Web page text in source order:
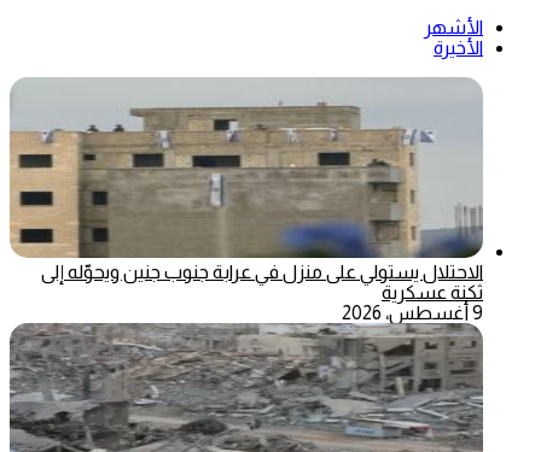
الأشهر
الأخيرة
الاحتلال يستولي على منزل في عرابة جنوب جنين ويحوّله إلى
ثكنة عسكرية
9 أغسطس، 2026